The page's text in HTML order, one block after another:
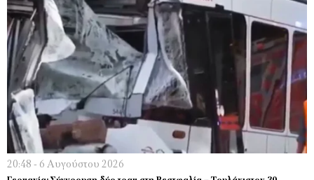
20:48 - 6 Αυγούστου 2026